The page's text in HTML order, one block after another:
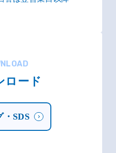
ロード
・SDS